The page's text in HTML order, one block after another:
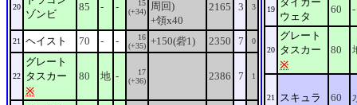
20
ゾンビ
85 - -
15
(+34)
周回)
+領x40
2165 3 3
21 ヘイスト 70 - -
16
(+35) +150(砦1) 2350 7 0
22
グレート
タスカー
※
80 地 -
17
(+36)
2386 7 1
19
ウェタ
60 -
20
グレート
タスカー
※
80
21 スキュラ 60